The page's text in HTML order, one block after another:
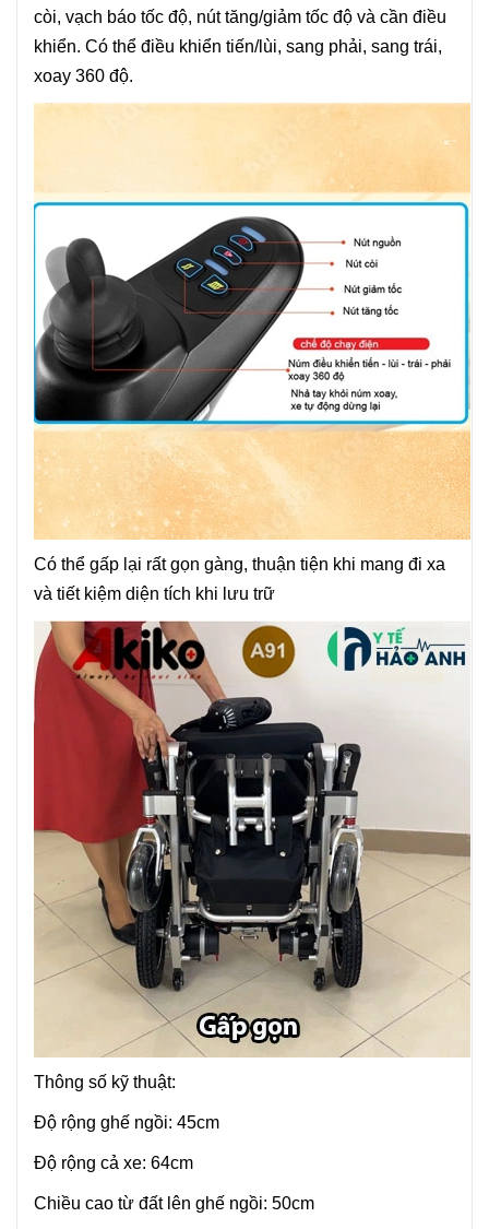
còi, vạch báo tốc độ, nút tăng/giảm tốc độ và cần điều
khiển. Có thể điều khiển tiến/lùi, sang phải, sang trái,
xoay 360 độ.
Có thể gấp lại rất gọn gàng, thuận tiện khi mang đi xa
và tiết kiệm diện tích khi lưu trữ
Thông số kỹ thuật:
Độ rộng ghế ngồi: 45cm
Độ rộng cả xe: 64cm
Chiều cao từ đất lên ghế ngồi: 50cm